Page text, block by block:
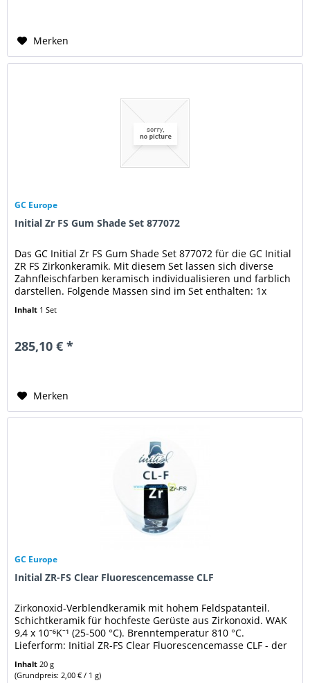
Merken
GC Europe
Initial Zr FS Gum Shade Set 877072
Das GC Initial Zr FS Gum Shade Set 877072 für die GC Initial
ZR FS Zirkonkeramik. Mit diesem Set lassen sich diverse
Zahnfleischfarben keramisch individualisieren und farblich
darstellen. Folgende Massen sind im Set enthalten: 1x
Inhalt 1 Set
285,10 € *
Merken
GC Europe
Initial ZR-FS Clear Fluorescencemasse CLF
Zirkonoxid-Verblendkeramik mit hohem Feldspatanteil.
Schichtkeramik für hochfeste Gerüste aus Zirkonoxid. WAK
9,4 x 10⁻⁶K⁻¹ (25-500 °C). Brenntemperatur 810 °C.
Lieferform: Initial ZR-FS Clear Fluorescencemasse CLF - der
Inhalt20 g
(Grundpreis: 2,00 € / 1 g)